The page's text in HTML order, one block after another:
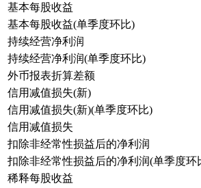
基本每股收益
基本每股收益(单季度环比)
持续经营净利润
持续经营净利润(单季度环比)
外币报表折算差额
信用减值损失(新)
信用减值损失(新)(单季度环比)
信用减值损失
扣除非经常性损益后的净利润
扣除非经常性损益后的净利润(单季度环
稀释每股收益